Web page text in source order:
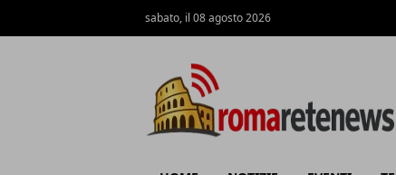
sabato, il 08 agosto 2026